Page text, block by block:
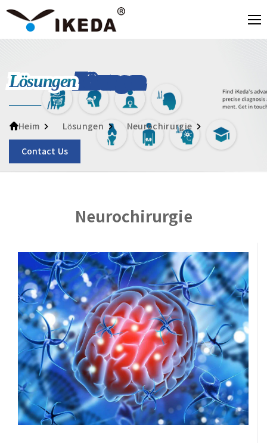
Lösungen
Heim Lösungen Neurochirurgie
Contact Us
Neurochirurgie